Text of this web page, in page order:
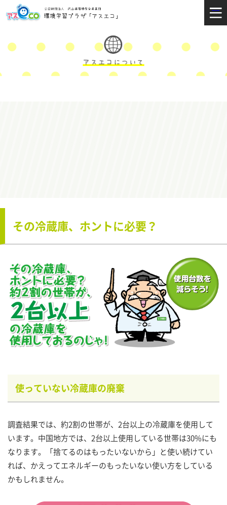
その冷蔵庫、ホントに必要？
使っていない冷蔵庫の廃棄
調査結果では、約2割の世帯が、2台以上の冷蔵庫を使用して
います。中国地方では、2台以上使用している世帯は30%にも
なります。「捨てるのはもったいないから」と使い続けてい
れば、かえってエネルギーのもったいない使い方をしている
かもしれません。